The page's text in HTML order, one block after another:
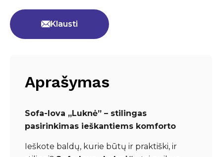
Klausti
Aprašymas
Sofa-lova „Luknė” – stilingas
pasirinkimas ieškantiems komforto
Ieškote baldų, kurie būtų ir praktiški, ir